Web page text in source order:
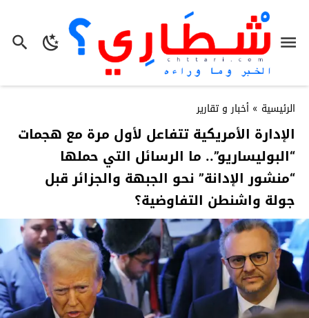
الرئيسية » أخبار و تقارير
الإدارة الأمريكية تتفاعل لأول مرة مع هجمات
“البوليساريو”.. ما الرسائل التي حملها
“منشور الإدانة” نحو الجبهة والجزائر قبل
جولة واشنطن التفاوضية؟